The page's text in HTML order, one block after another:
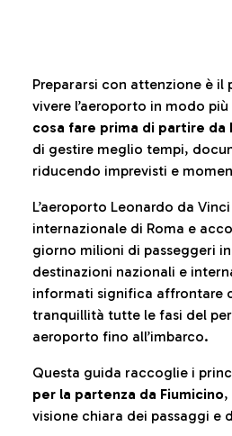
Prepararsi con attenzione è il
vivere l’aeroporto in modo
cosa fare prima di partire da
di gestire meglio tempi,
riducendo imprevisti e
L’aeroporto Leonardo da
internazionale di Roma e
giorno milioni di passeggeri
destinazioni nazionali e
informati significa affrontare
tranquillità tutte le fasi del
aeroporto fino all’imbarco.
Questa guida raccoglie i
per la partenza da Fiumicino,
visione chiara dei passaggi e